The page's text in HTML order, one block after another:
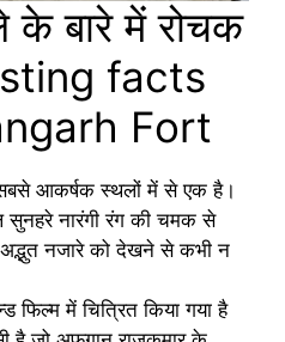
बारे में रोचक
facts
Fort
आकर्षक स्थलों में से एक है।
सुनहरे नारंगी रंग की चमक से
नजारे को देखने से कभी न
फिल्म में चित्रित किया गया है